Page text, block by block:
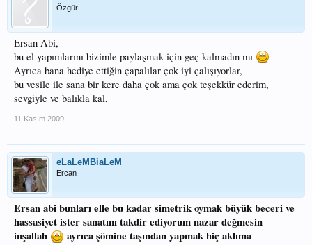
Özgür
Ersan Abi,
bu el yapımlarını bizimle paylaşmak için geç kalmadın mı
Ayrıca bana hediye ettiğin çapalılar çok iyi çalışıyorlar,
bu vesile ile sana bir kere daha çok ama çok teşekkür ederim,
sevgiyle ve balıkla kal,
11 Kasım 2009
eLaLeMBiaLeM
Ercan
Ersan abi bunları elle bu kadar simetrik oymak büyük beceri ve
hassasiyet ister sanatını takdir ediyorum nazar değmesin
inşallah
ayrıca şömine taşından yapmak hiç aklıma